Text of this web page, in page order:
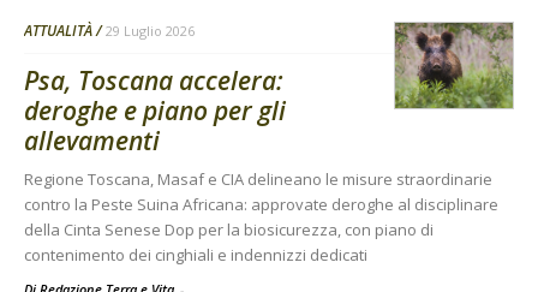
ATTUALITÀ 29 Luglio 2026
Psa, Toscana accelera:
deroghe e piano per gli
allevamenti
Regione Toscana, Masaf e CIA delineano le misure straordinarie
contro la Peste Suina Africana: approvate deroghe al disciplinare
della Cinta Senese Dop per la biosicurezza, con piano di
contenimento dei cinghiali e indennizzi dedicati